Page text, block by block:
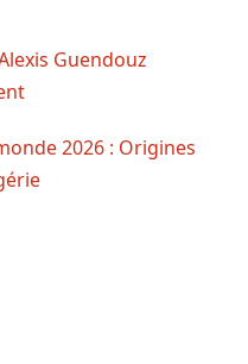
Guendouz
2026 : Origines